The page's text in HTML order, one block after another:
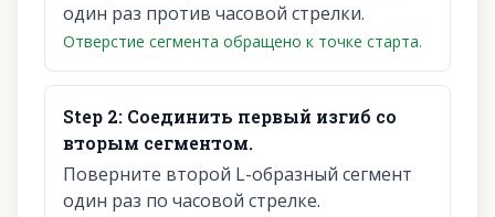
один раз против часовой стрелки.
Отверстие сегмента обращено к точке старта.
Step 2: Соединить первый изгиб со
вторым сегментом.
Поверните второй L-образный сегмент
один раз по часовой стрелке.